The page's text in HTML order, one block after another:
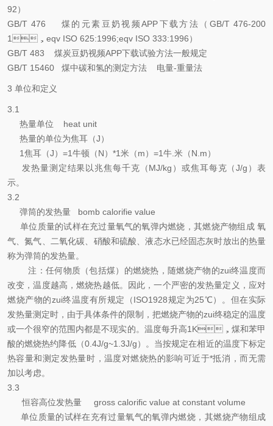
92）
GB/T 476 煤的元素豆奶视频APP下载方法（GB/T 476-200
1，eqv ISO 625:1996;eqv ISO 333:1996）
GB/T 483 煤炭豆奶视频APP下载试验方法一般规定
GB/T 15460 煤中碳和氢的测定方法 电量-重量法
3 单位和定义
3.1
热量单位 heat unit
热量的单位为焦耳（J）
1焦耳（J）=1牛顿（N）*1米（m）=1牛.米（N.m）
发热量测定结果以兆焦每千克（MJ/kg）或焦耳每克（J/g）表
示。
3.2
弹筒的发热量 bomb calorifie value
单位质量的试样在充过量氧气的氧弹内燃烧，其燃烧产物组成 氧
气、氮气、二氧化碳、硝酸和硫酸、液态水已经固态灰时放出的热量
称为弹筒的发热量。
注：任何物质（包括煤）的燃烧热，随燃烧产物的zui终温度而
改变，温度越高，燃烧热越低。因此，一个严密的发热量定义，应对
燃烧产物的zui终温度有所规定（ISO1928规定为25℃）。但在实际
发热量测定时，由于具体条件的限制，把燃烧产物的zui终稳定的温度
或一个很窄的范围内都是不现实的。温度每升高1K，煤和苯甲
酸的燃烧热约降低（0.4J/g~1.3J/g）。当按规定在相近的温度下标定
热容量和测定发热量时，温度对燃烧热的影响可近于*抵消，而无需
加以考虑。
3.3
恒容高位发热量 gross calorific value at constant volume
单位质量的试样在充有过量氧气的氧弹内燃烧，其燃烧产物组成